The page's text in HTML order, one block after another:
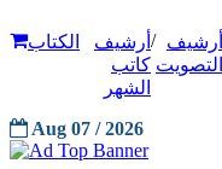
أرشيف
التصويت
/ أرشيف
كاتب
الشهر
الكتاب
Aug 07 / 2026